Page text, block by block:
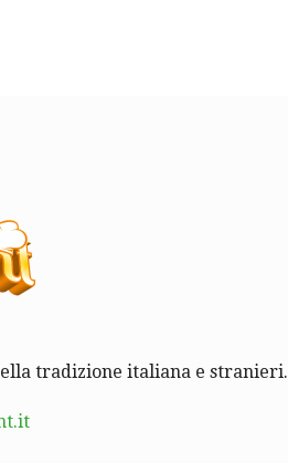
tradizione italiana e stranieri.